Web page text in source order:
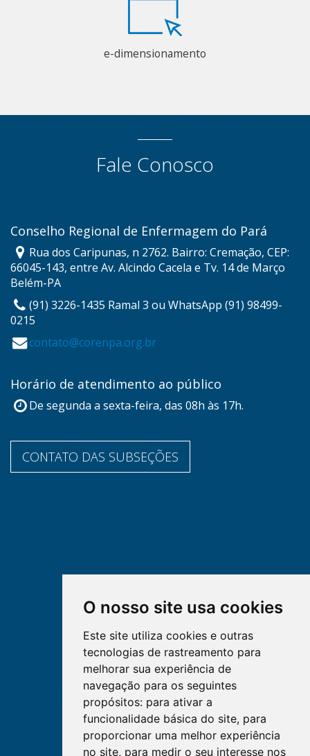
O nosso site usa cookies
Este site utiliza cookies e outras
tecnologias de rastreamento para
melhorar sua experiência de
navegação para os seguintes
propósitos: para ativar a
funcionalidade básica do site, para
proporcionar uma melhor experiência
no site, para medir o seu interesse nos
e-dimensionamento
Fale Conosco
Conselho Regional de Enfermagem do Pará
Rua dos Caripunas, n 2762. Bairro: Cremação, CEP:
66045-143, entre Av. Alcindo Cacela e Tv. 14 de Março
Belém-PA
(91) 3226-1435 Ramal 3 ou WhatsApp (91) 98499-
0215
contato@corenpa.org.br
Horário de atendimento ao público
De segunda a sexta-feira, das 08h às 17h.
CONTATO DAS SUBSEÇÕES